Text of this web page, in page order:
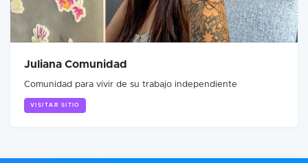
Juliana Comunidad
Comunidad para vivir de su trabajo independiente
VISITAR SITIO